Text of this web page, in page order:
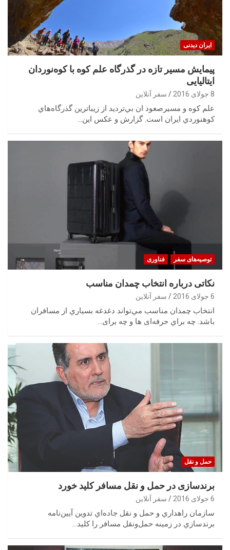
ایران‌ دیدنی
پیمایش مسیر تازه در گذرگاه علم کوه با کوه‌نوردان
ایتالیایی
8 جولای 2016 سفر آنلاین
علم‌ كوه و مسيرصعود ان بي‌ترديد از زيباترين گذرگاه‌هاي
كوهنوردي ايران است. گزارش و عکس این…
توصیه‌های سفر فناوری
نکاتی درباره انتخاب چمدان مناسب
6 جولای 2016 سفر آنلاین
انتخاب چمدان مناسب مي‌تواند دغدغه بسياري از مسافران
باشد. چه براي حرفه‌ای ها و چه برای…
حمل‌ و نقل
برندسازی در حمل و نقل مسافر کلید خورد
6 جولای 2016 سفر آنلاین
سازمان راهداري و حمل و نقل جاده‌اي تدوين آيين‌نامه
برندسازي در زمينه حمل‌ونقل مسافر را كليد…